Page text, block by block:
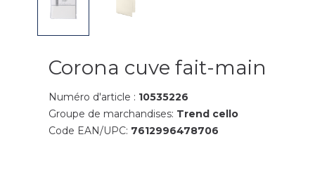
Corona cuve fait-main
Numéro d'article : 10535226
Groupe de marchandises: Trend cello
Code EAN/UPC: 7612996478706